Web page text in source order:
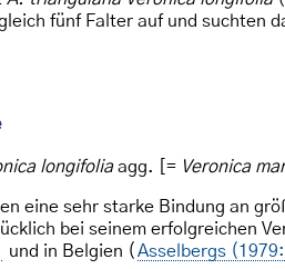
fünf Falter auf und suchten
longifoliaagg. [= Veronica
eine sehr starke Bindung an
bei seinem erfolgreichen
und in Belgien ( Asselbergs